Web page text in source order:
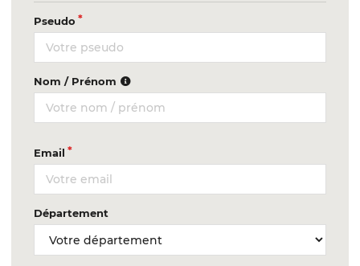
Pseudo
Nom / Prénom
Email
Département